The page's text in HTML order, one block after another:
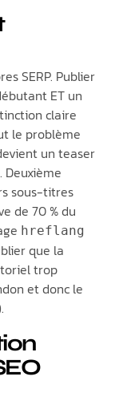
SERP. Publier
ET un
claire
le problème
un teaser
sous-titres
de 70 % du
hreflang
que la
trop
et donc le